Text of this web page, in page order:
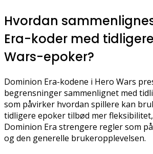
Hvordan
Era-koder med
Wars-epoker?
Dominion Era-kodene i Hero Wars
begrensninger sammenlignet med
som påvirker hvordan spillere kan
tidligere epoker tilbød mer
Dominion Era strengere regler som
og den generelle brukeropplevelsen.